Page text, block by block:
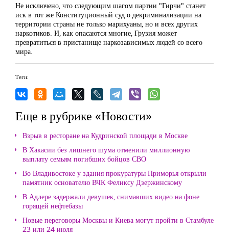
Не исключено, что следующим шагом партии "Гирчи" станет
иск в тот же Конституционный суд о декриминализации на
территории страны не только марихуаны, но и всех других
наркотиков. И, как опасаются многие, Грузия может
превратиться в пристанище наркозависимых людей со всего
мира.
Теги:
Еще в рубрике «Новости»
Взрыв в ресторане на Кудринской площади в Москве
В Хакасии без лишнего шума отменили миллионную
выплату семьям погибших бойцов СВО
Во Владивостоке у здания прокуратуры Приморья открыли
памятник основателю ВЧК Феликсу Дзержинскому
В Адлере задержали девушек, снимавших видео на фоне
горящей нефтебазы
Новые переговоры Москвы и Киева могут пройти в Стамбуле
23 или 24 июля